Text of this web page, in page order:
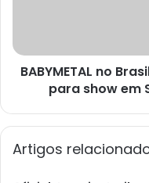
para
show
novembro
BABYMETAL no
para show em
Artigos